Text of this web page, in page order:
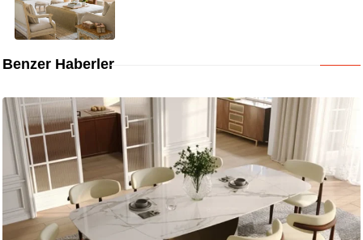
Benzer Haberler